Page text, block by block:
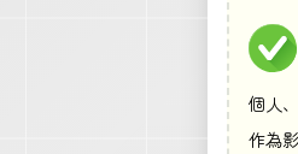
個人
作為